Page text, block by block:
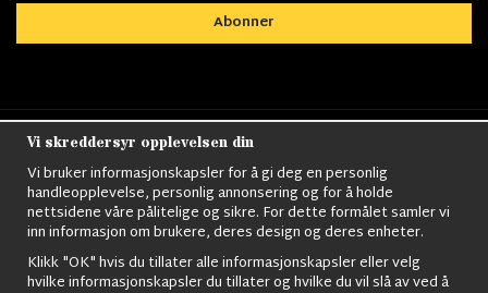
Abonner
Nordens största utbud av
kläder,Militärtöverskott, Militärutrustning, Ordningsvakt
utrustning,väktarkläder,Militärbyxor,Militärjackor,M65
Jackor,Bomberjackor,Militärkängor,Militära Ryggsäckar,Vintage Army
kläder,Sjömanskläder,Paracord,Gasmask,Ghillie
Vi skreddersyr opplevelsen din
Vi bruker informasjonskapsler for å gi deg en personlig
handleopplevelse, personlig annonsering og for å holde
nettsidene våre pålitelige og sikre. For dette formålet samler vi
inn informasjon om brukere, deres design og deres enheter.
Klikk "OK" hvis du tillater alle informasjonskapsler eller velg
hvilke informasjonskapsler du tillater og hvilke du vil slå av ved å